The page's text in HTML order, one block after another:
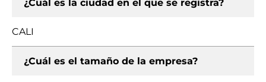
¿Cuál es la ciudad en el que se registra?
CALI
¿Cuál es el tamaño de la empresa?